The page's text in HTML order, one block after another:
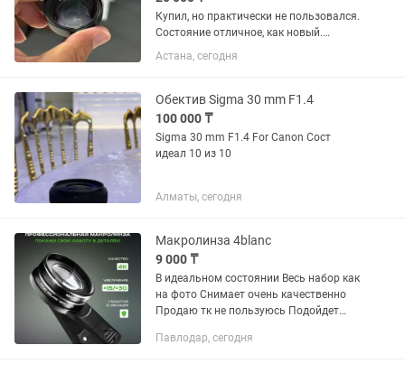
Купил, но практически не пользовался.
Состояние отличное, как новый.
Идеально подходит для макросъемки:
цветы, насекомые, украшения,
фокусировка на расстоянии...
Астана, сегодня
Обектив Sigma 30 mm F1.4
100 000 ₸
Sigma 30 mm F1.4 For Canon Сост
идеал 10 из 10
Алматы, сегодня
Макролинза 4blanc
9 000 ₸
В идеальном состоянии Весь набор как
на фото Снимает очень качественно
Продаю тк не пользуюсь Подойдет
макро фото
Павлодар, сегодня